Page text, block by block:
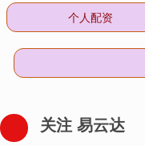
个人配资
关注 易云达